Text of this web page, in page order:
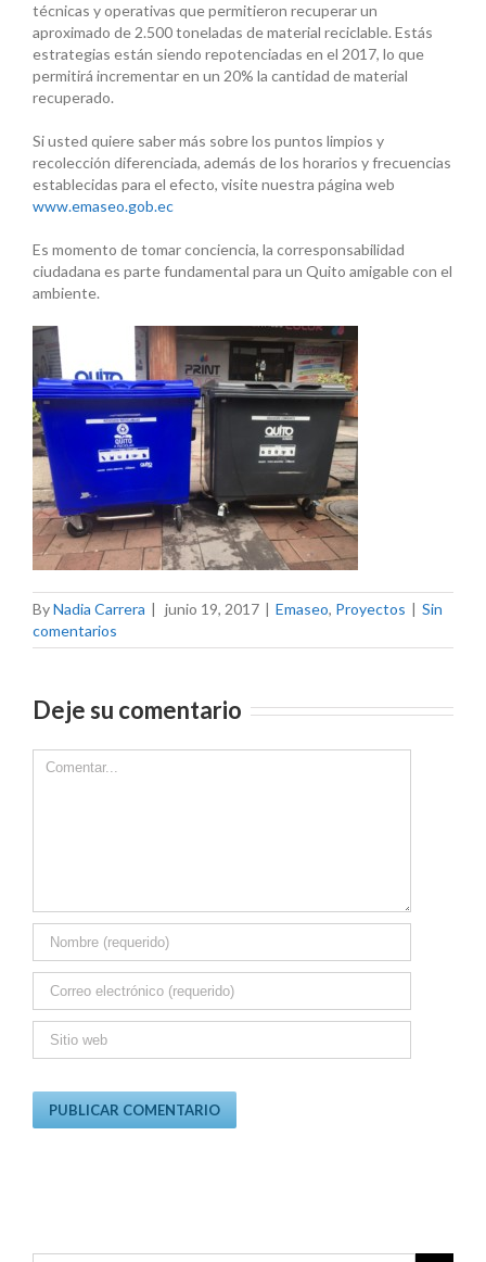
técnicas y operativas que permitieron recuperar un
aproximado de 2.500 toneladas de material reciclable. Estás
estrategias están siendo repotenciadas en el 2017, lo que
permitirá incrementar en un 20% la cantidad de material
recuperado.
Si usted quiere saber más sobre los puntos limpios y
recolección diferenciada, además de los horarios y frecuencias
establecidas para el efecto, visite nuestra página web
www.emaseo.gob.ec
Es momento de tomar conciencia, la corresponsabilidad
ciudadana es parte fundamental para un Quito amigable con el
ambiente.
ByNadia Carrera | junio 19, 2017 | Emaseo, Proyectos | Sin
comentarios
Deje su comentario
Comment